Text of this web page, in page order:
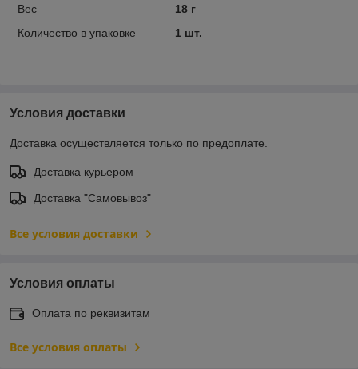
Вес
18 г
Количество в упаковке
1 шт.
Условия доставки
Доставка осуществляется только по предоплате.
Доставка курьером
Доставка "Самовывоз"
Все условия доставки
Условия оплаты
Оплата по реквизитам
Все условия оплаты